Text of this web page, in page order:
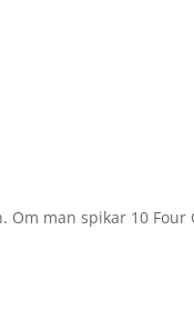
man spikar 10 Four